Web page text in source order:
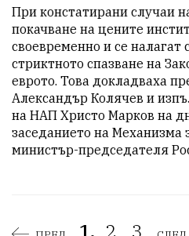
При констатирани случаи
покачване на цените
своевременно и се налагат
стриктното спазване на
еврото. Това докладваха
Александър Колячев и
на НАП Христо Марков на
заседанието на Механизма
министър-председателя